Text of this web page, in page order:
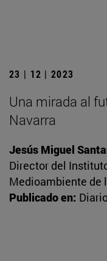
23 | 12 | 2023
Una mirada al
Navarra
Jesús Miguel
Director del
Medioambiente de
Publicado en: